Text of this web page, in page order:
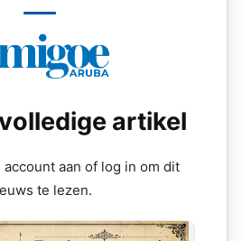
artikel
account aan of log in om dit
te lezen.